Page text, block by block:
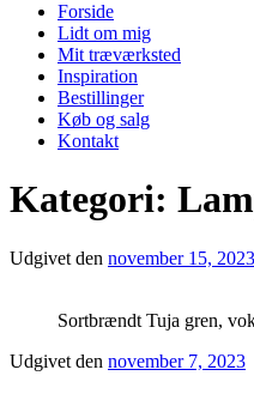
Forside
Lidt om mig
Mit træværksted
Inspiration
Bestillinger
Køb og salg
Kontakt
Kategori:
Udgivet den november 15, 2023
Sortbrændt Tuja gren,
Udgivet den november 7, 2023